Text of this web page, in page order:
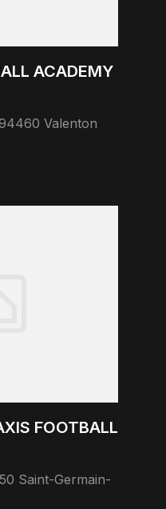
ACADEMY
Valenton
FOOTBALL
Saint-Germain-